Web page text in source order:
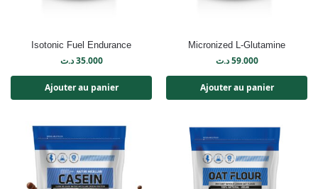
Isotonic Fuel Endurance
35.000 د.ت
Ajouter au panier
Micronized L-Glutamine
59.000 د.ت
Ajouter au panier